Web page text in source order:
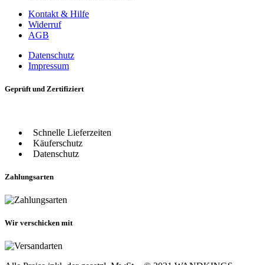
Kontakt & Hilfe
Widerruf
AGB
Datenschutz
Impressum
Geprüft und Zertifiziert
Schnelle Lieferzeiten
Käuferschutz
Datenschutz
Zahlungsarten
Wir verschicken mit